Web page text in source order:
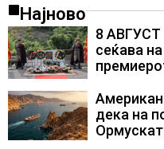
Најново
8 АВГУСТ
сеќава
дека на